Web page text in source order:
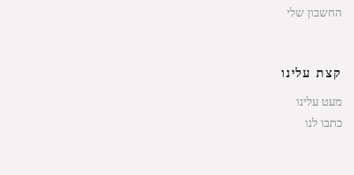
החשבון שלי
קצת עלינו
מעט עלינו
כתבו לנו